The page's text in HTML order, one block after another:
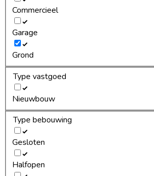
Commercieel
Garage
Grond
Type vastgoed
Nieuwbouw
Type bebouwing
Gesloten
Halfopen